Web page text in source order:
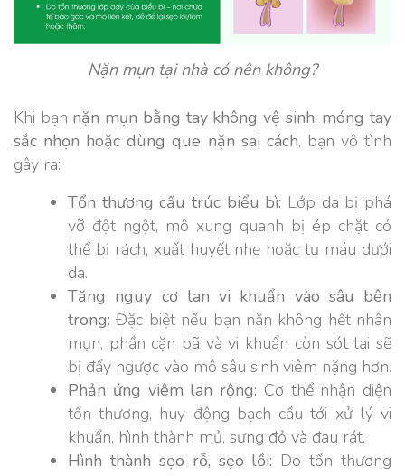
Nặn mụn tại nhà có nên không?
Khi bạn nặn mụn bằng tay không vệ sinh, móng tay
sắc nhọn hoặc dùng que nặn sai cách, bạn vô tình
gây ra:
Tổn thương cấu trúc biểu bì: Lớp da bị phá
vỡ đột ngột, mô xung quanh bị ép chặt có
thể bị rách, xuất huyết nhẹ hoặc tụ máu dưới
da.
Tăng nguy cơ lan vi khuẩn vào sâu bên
trong: Đặc biệt nếu bạn nặn không hết nhân
mụn, phần cặn bã và vi khuẩn còn sót lại sẽ
bị đẩy ngược vào mô sâu sinh viêm nặng hơn.
Phản ứng viêm lan rộng: Cơ thể nhận diện
tổn thương, huy động bạch cầu tới xử lý vi
khuẩn, hình thành mủ, sưng đỏ và đau rát.
Hình thành sẹo rỗ, sẹo lồi: Do tổn thương